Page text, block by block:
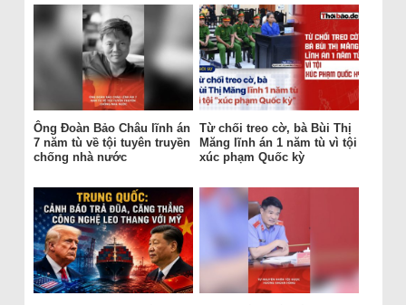
Ông Đoàn Bảo Châu lĩnh án
7 năm tù về tội tuyên truyền
chống nhà nước
Từ chối treo cờ, bà Bùi Thị
Măng lĩnh án 1 năm tù vì tội
xúc phạm Quốc kỳ